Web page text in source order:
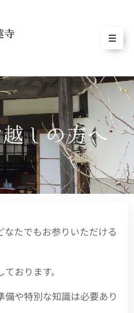
寺
しの方へ
たでもお参りいただける
おります。
や特別な知識は必要あり